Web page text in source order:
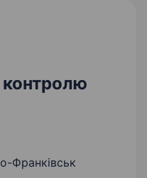
контролю
Франківськ